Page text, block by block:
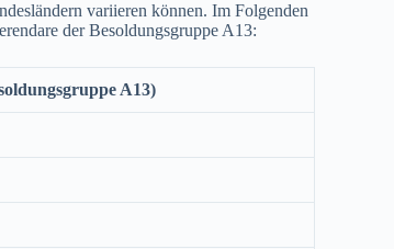
variieren können. Im Folgenden
der Besoldungsgruppe A13:
A13)